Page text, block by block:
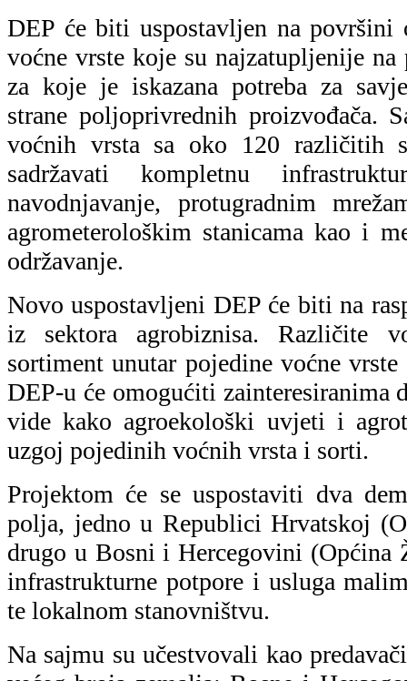
DEP će biti uspostavljen na površini
voćne vrste koje su najzatupljenije
za koje je iskazana potreba za
strane poljoprivrednih proizvođača.
voćnih vrsta sa oko 120 različitih
sadržavati kompletnu
navodnjavanje, protugradnim
agrometerološkim stanicama kao i
održavanje.
Novo uspostavljeni DEP će biti na
iz sektora agrobiznisa. Različite
sortiment unutar pojedine voćne
DEP-u će omogućiti zainteresiranima
vide kako agroekološki uvjeti i
uzgoj pojedinih voćnih vrsta i sorti.
Projektom će se uspostaviti dva
polja, jedno u Republici Hrvatskoj
drugo u Bosni i Hercegovini (Općina
infrastrukturne potpore i usluga
te lokalnom stanovništvu.
Na sajmu su učestvovali kao